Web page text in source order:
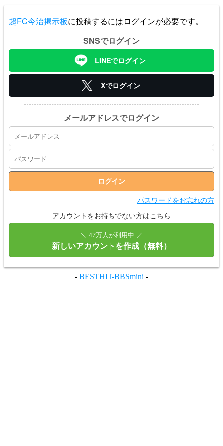
超FC今治掲示板に投稿するにはログインが必要です。
SNSでログイン
LINEでログイン
Xでログイン
メールアドレスでログイン
パスワードをお忘れの方
アカウントをお持ちでない方はこちら
＼ 47万人が利用中 ／
新しいアカウントを作成（無料）
- BESTHIT-BBSmini -